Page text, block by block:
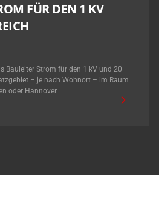
FÜR DEN 1 KV
Bauleiter Strom für den 1 kV und 20
– je nach Wohnort – im Raum
oder Hannover.